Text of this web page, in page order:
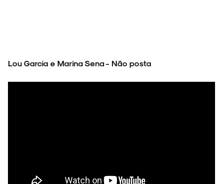
Lou Garcia e Marina Sena - Não posta